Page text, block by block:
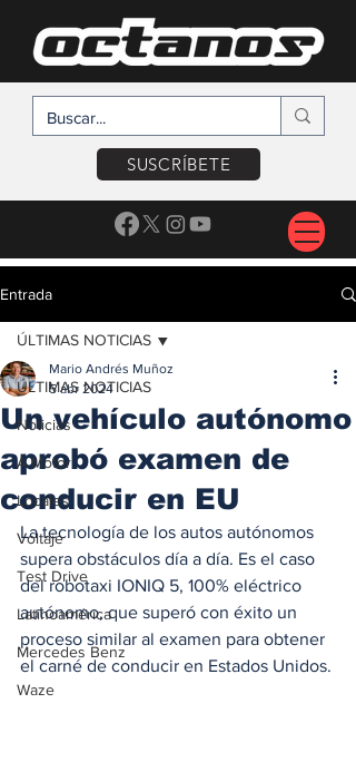
SUSCRÍBETE
Entrada
ÚLTIMAS NOTICIAS
Noticias
A Motor
Locales
Voltaje
Test Drive
Latinoamérica
Mercedes Benz
Waze
ÚLTIMAS NOTICIAS
Un vehículo autónomo
aprobó examen de
conducir en EU
Mario Andrés Muñoz
5 abr 2024
La tecnología de los autos autónomos
supera obstáculos día a día. Es el caso
del robotaxi IONIQ 5, 100% eléctrico
autónomo, que superó con éxito un
proceso similar al examen para obtener
el carné de conducir en Estados Unidos.